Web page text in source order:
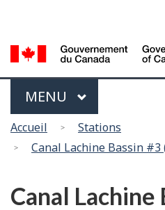
la
langue
Menu
MAIN
MENU
Vous
êtes
Accueil
Stations
Canal Lachine Bassin #3
Canal Lachine